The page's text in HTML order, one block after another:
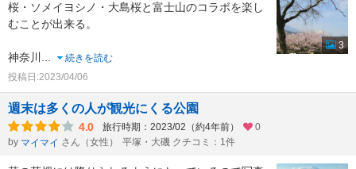
桜・ソメイヨシノ・大島桜と富士山のコラボを楽し
むことが出来る。
神奈川
続きを読む
投稿日:2023/04/06
3
週末は多くの人が観光にくる公園
4.0 旅行時期：2023/02（約4年前）
0
by マイマイ さん（女性） 平塚・大磯 クチコミ：1件